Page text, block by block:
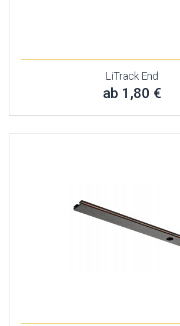
LiTrack End
ab 1,80 €